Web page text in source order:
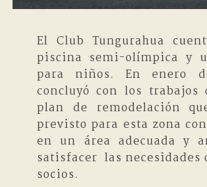
El Club Tungurahua
piscina semi-olímpica y
para niños. En enero
concluyó con los trabajos
plan de remodelación
previsto para esta zona
en un área adecuada y
satisfacer las necesidades
socios.